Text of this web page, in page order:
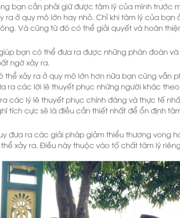
bạn cần phải giữ được tâm lý của mình trước
ra ở quy mô lớn hay nhỏ. Chỉ khi tâm lý của bạn
Và cũng từ đó có thể giải quyết và hoàn
bạn có thể đưa ra được những phán đoán
ngờ xảy ra.
thể xảy ra ở quy mô lớn hơn nữa bạn cũng vẫn
ra các lời lẽ thuyết phục những người khác
các lý lẽ thuyết phục chính đáng và thực tế
tích cực sẽ là điều cần thiết nhất để ổn định
đưa ra các giải pháp giảm thiểu thương vong
xảy ra. Điều này thuộc vào tố chất tâm lý